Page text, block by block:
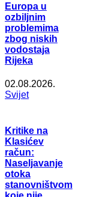
Europa u
ozbiljnim
problemima
zbog niskih
vodostaja
Rijeka
02.08.2026.
Svijet
Kritike na
Klasićev
račun:
Naseljavanje
otoka
stanovništvom